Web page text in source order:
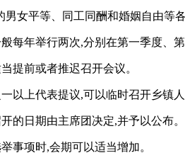
女平等、同工同酬和婚姻自由等各
每年举行两次,分别在第一季度、
提前或者推迟召开会议。
以上代表提议,可以临时召开乡镇人
的日期由主席团决定,并予以公布。
事项时,会期可以适当增加。